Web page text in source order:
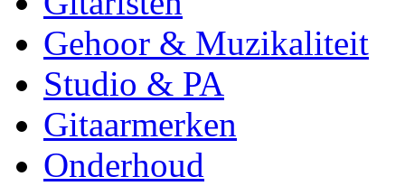
Gehoor & Muzikaliteit
Studio & PA
Gitaarmerken
Onderhoud